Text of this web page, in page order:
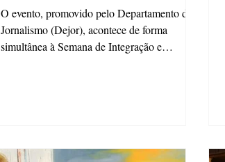
O evento, promovido pelo Departamento de
Jornalismo (Dejor), acontece de forma
simultânea à Semana de Integração e